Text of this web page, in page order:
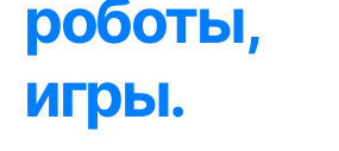
роботы,
игры.